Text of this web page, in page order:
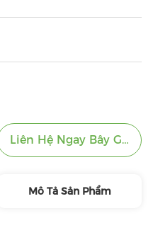
Liên Hệ Ngay Bây Giờ
Mô Tả Sản Phẩm